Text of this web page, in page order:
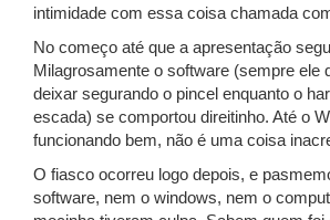
intimidade com essa coisa chamada
No começo até que a apresentação
Milagrosamente o software (sempre ele
deixar segurando o pincel enquanto o
escada) se comportou direitinho. Até o
funcionando bem, não é uma coisa
O fiasco ocorreu logo depois, e
software, nem o windows, nem o